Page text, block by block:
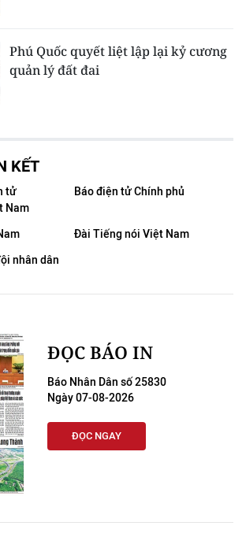
Phú Quốc quyết liệt lập lại kỷ cương
quản lý đất đai
KẾT
tử
Nam
Báo điện tử Chính phủ
Đài Tiếng nói Việt Nam
nhân dân
ĐỌC BÁO IN
Báo Nhân Dân số 25830
Ngày 07-08-2026
ĐỌC NGAY